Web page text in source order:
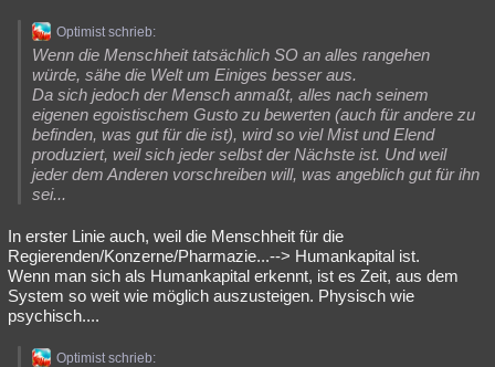
Optimist schrieb:
Wenn die Menschheit tatsächlich SO an alles rangehen
würde, sähe die Welt um Einiges besser aus.
Da sich jedoch der Mensch anmaßt, alles nach seinem
eigenen egoistischem Gusto zu bewerten (auch für andere zu
befinden, was gut für die ist), wird so viel Mist und Elend
produziert, weil sich jeder selbst der Nächste ist. Und weil
jeder dem Anderen vorschreiben will, was angeblich gut für ihn
sei...
In erster Linie auch, weil die Menschheit für die
Regierenden/Konzerne/Pharmazie...--> Humankapital ist.
Wenn man sich als Humankapital erkennt, ist es Zeit, aus dem
System so weit wie möglich auszusteigen. Physisch wie
psychisch....
Optimist schrieb: